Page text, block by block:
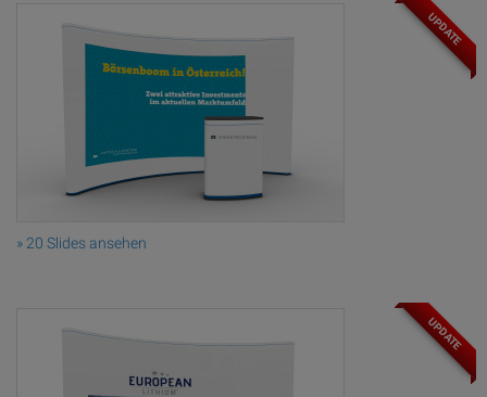
UPDATE
» 20 Slides ansehen
UPDATE